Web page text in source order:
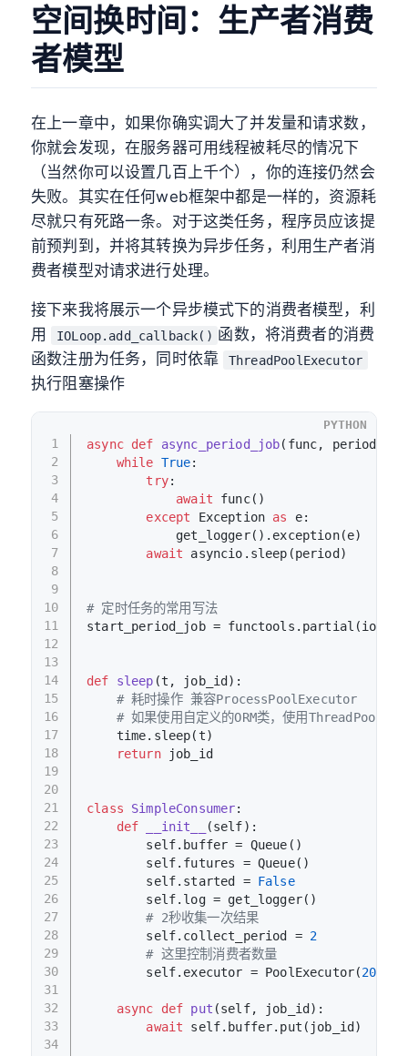
空间换时间：生产者消费
者模型
在上一章中，如果你确实调大了并发量和请求数，
你就会发现，在服务器可用线程被耗尽的情况下
（当然你可以设置几百上千个），你的连接仍然会
失败。其实在任何web框架中都是一样的，资源耗
尽就只有死路一条。对于这类任务，程序员应该提
前预判到，并将其转换为异步任务，利用生产者消
费者模型对请求进行处理。
接下来我将展示一个异步模式下的消费者模型，利
用
IOLoop.add_callback() 函数，将消费者的消费
函数注册为任务，同时依靠
ThreadPoolExecutor
执行阻塞操作
1
2
3
4
5
6
7
8
9
10
11
12
13
14
15
16
17
18
19
20
21
22
23
24
25
26
27
28
29
30
31
32
33
34
async def async_period_job( func, period
while True:
try:
await func()
except Exception as
e:
            get_logger().exception(e)
await asyncio.sleep(period)
# 定时任务的常用写法
start_period_job =
def sleep (t, job_id ):
# 耗时操作 兼容ProcessPoolExecutor
# 如果使用自定义的ORM类，使用
    time.sleep(t)
return job_id
class SimpleConsumer:
def
__init__ (self):
        self.buffer = Queue()
        self.futures = Queue()
        self.started =
False
        self.log = get_logger()
# 2秒收集一次结果
        self.collect_period =
2
# 这里控制消费者数量
        self.executor = PoolExecutor(
20
async def put (self, job_id ):
await self.buffer.put(job_id)
PYTHON